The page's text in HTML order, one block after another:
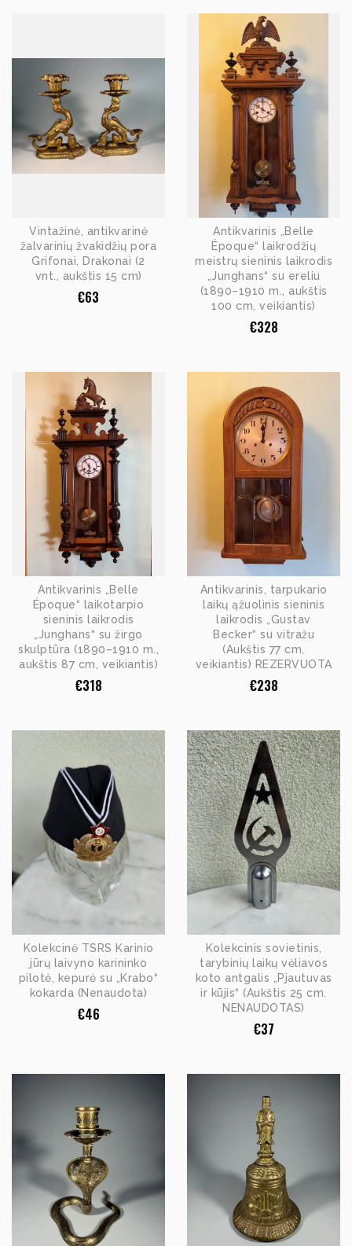
Vintažinė, antikvarinė
žalvarinių žvakidžių pora
Grifonai, Drakonai (2
vnt., aukštis 15 cm)
€63
Antikvarinis „Belle
Époque“ laikrodžių
meistrų sieninis laikrodis
„Junghans“ su ereliu
(1890–1910 m., aukštis
100 cm, veikiantis)
€328
Antikvarinis „Belle
Époque“ laikotarpio
sieninis laikrodis
„Junghans“ su žirgo
skulptūra (1890–1910 m.,
aukštis 87 cm, veikiantis)
€318
Antikvarinis, tarpukario
laikų ąžuolinis sieninis
laikrodis „Gustav
Becker“ su vitražu
(Aukštis 77 cm,
veikiantis) REZERVUOTA
€238
Kolekcinė TSRS Karinio
jūrų laivyno karininko
pilotė, kepurė su „Krabo“
kokarda (Nenaudota)
€46
Kolekcinis sovietinis,
tarybinių laikų vėliavos
koto antgalis „Pjautuvas
ir kūjis“ (Aukštis 25 cm.
NENAUDOTAS)
€37